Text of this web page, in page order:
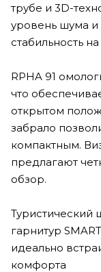
трубе и 3D-
уровень шума и
стабильность
RPHA 91
что
открытом
забрало
компактным.
предлагают
обзор.
Туристический
гарнитур
идеально
комфорта